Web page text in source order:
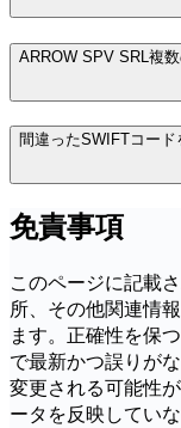
ARROW SPV SRL複
間違ったSWIFTコー
免責事項
このページに記載
所、その他関連情
ます。正確性を保
で最新かつ誤りが
変更される可能性
ータを反映してい